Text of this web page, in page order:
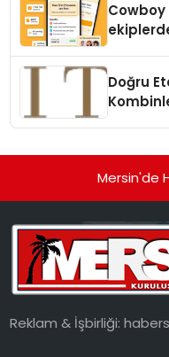
Cowboy
Doğru
Mersin'de
Reklam & İşbirliği: